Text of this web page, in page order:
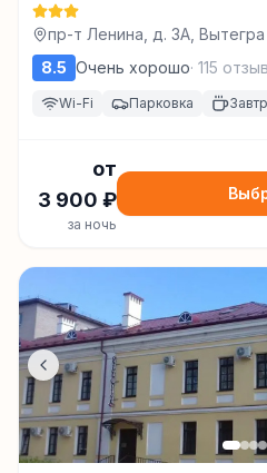
пр-т Ленина, д. 3А, Вытегра
8.5 Очень хорошо· 115
Wi-Fi Парковка
от
3 900 ₽
за ночь